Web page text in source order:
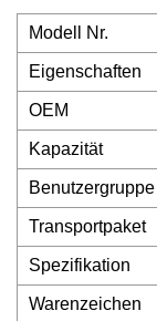
Modell Nr.
Eigenschaften
OEM
Kapazität
Benutzergruppe
Transportpaket
Spezifikation
Warenzeichen